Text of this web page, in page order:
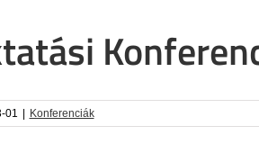
01 | Konferenciák